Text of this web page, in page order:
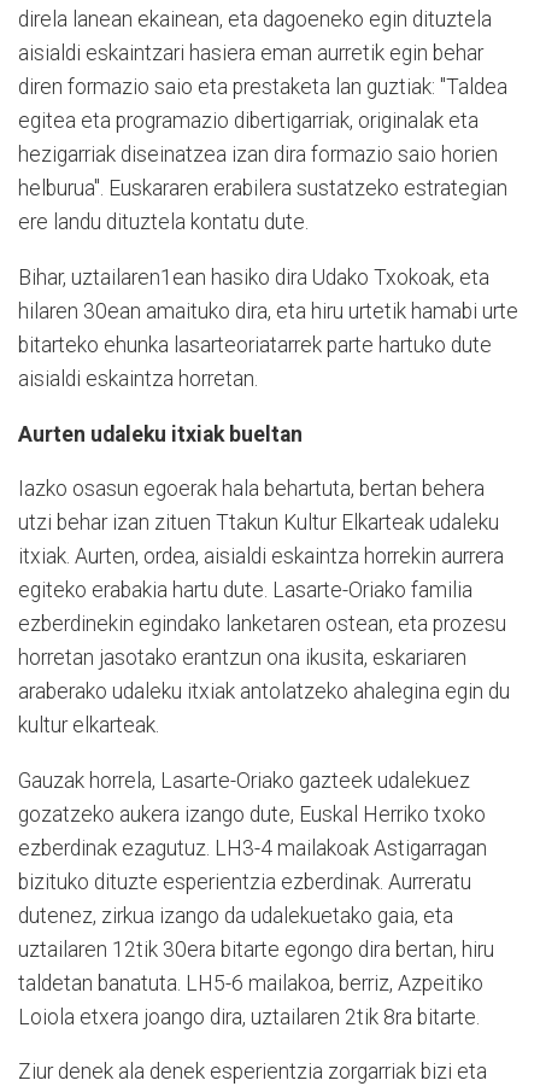
direla lanean ekainean, eta dagoeneko egin dituztela
aisialdi eskaintzari hasiera eman aurretik egin behar
diren formazio saio eta prestaketa lan guztiak: "Taldea
egitea eta programazio dibertigarriak, originalak eta
hezigarriak diseinatzea izan dira formazio saio horien
helburua". Euskararen erabilera sustatzeko estrategian
ere landu dituztela kontatu dute.
Bihar, uztailaren1ean hasiko dira Udako Txokoak, eta
hilaren 30ean amaituko dira, eta hiru urtetik hamabi urte
bitarteko ehunka lasarteoriatarrek parte hartuko dute
aisialdi eskaintza horretan.
Aurten udaleku itxiak bueltan
Iazko osasun egoerak hala behartuta, bertan behera
utzi behar izan zituen Ttakun Kultur Elkarteak udaleku
itxiak. Aurten, ordea, aisialdi eskaintza horrekin aurrera
egiteko erabakia hartu dute. Lasarte-Oriako familia
ezberdinekin egindako lanketaren ostean, eta prozesu
horretan jasotako erantzun ona ikusita, eskariaren
araberako udaleku itxiak antolatzeko ahalegina egin du
kultur elkarteak.
Gauzak horrela, Lasarte-Oriako gazteek udalekuez
gozatzeko aukera izango dute, Euskal Herriko txoko
ezberdinak ezagutuz. LH3-4 mailakoak Astigarragan
bizituko dituzte esperientzia ezberdinak. Aurreratu
dutenez, zirkua izango da udalekuetako gaia, eta
uztailaren 12tik 30era bitarte egongo dira bertan, hiru
taldetan banatuta. LH5-6 mailakoa, berriz, Azpeitiko
Loiola etxera joango dira, uztailaren 2tik 8ra bitarte.
Ziur denek ala denek esperientzia zorgarriak bizi eta